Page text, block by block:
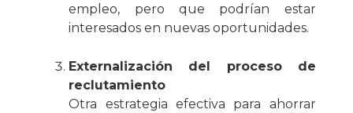
empleo, pero que podrían estar
interesados en nuevas oportunidades.
Externalización del proceso de
reclutamiento
Otra estrategia efectiva para ahorrar